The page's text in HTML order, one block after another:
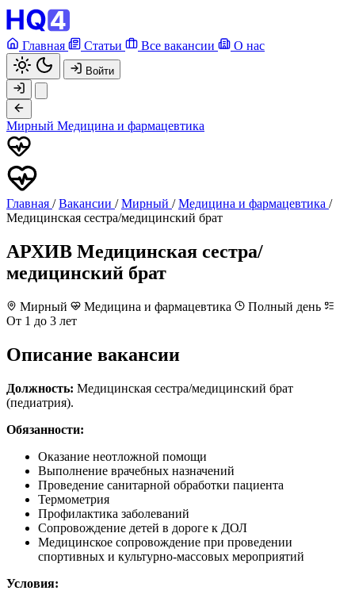
Главная Статьи Все вакансии О нас
Войти
Мирный Медицина и фармацевтика
Главная / Вакансии / Мирный / Медицина и фармацевтика /
Медицинская сестра/медицинский брат
АРХИВ Медицинская сестра/
медицинский брат
Мирный Медицина и фармацевтика
Полный день
От 1 до 3 лет
Описание вакансии
Должность: Медицинская сестра/медицинский брат
(педиатрия).
Обязанности:
Оказание неотложной помощи
Выполнение врачебных назначений
Проведение санитарной обработки пациента
Термометрия
Профилактика заболеваний
Сопровождение детей в дороге к ДОЛ
Медицинское сопровождение при проведении
спортивных и культурно-массовых мероприятий
Условия: